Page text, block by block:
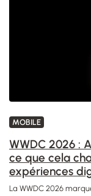
MOBILE
WWDC 2026 :
ce que cela
expériences
La WWDC 2026